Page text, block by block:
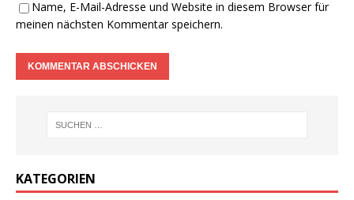
Name, E-Mail-Adresse und Website in diesem Browser für
meinen nächsten Kommentar speichern.
KATEGORIEN